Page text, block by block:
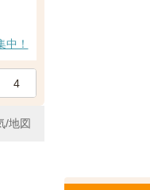
中！
4
/地図